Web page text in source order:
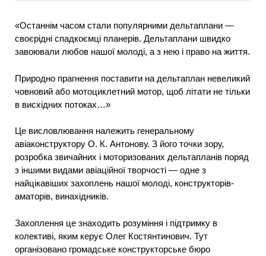
«Останнім часом стали популярними дельтаплани —
своєрідні спадкоємці планерів. Дельтаплани швидко
завоювали любов нашої молоді, а з нею і право на життя.
Природно прагнення поставити на дельтаплан невеликий
човновий або мотоциклетний мотор, щоб літати не тільки
в висхідних потоках…»
Це висловлювання належить генеральному
авіаконструктору О. К. Антонову. З його точки зору,
розробка звичайних і моторизованих дельтапланів поряд
з іншими видами авіаційної творчості — одне з
найцікавіших захоплень нашої молоді, конструкторів-
аматорів, винахідників.
Захоплення це знаходить розуміння і підтримку в
колективі, яким керує Олег Костянтинович. Тут
організовано громадське конструкторське бюро